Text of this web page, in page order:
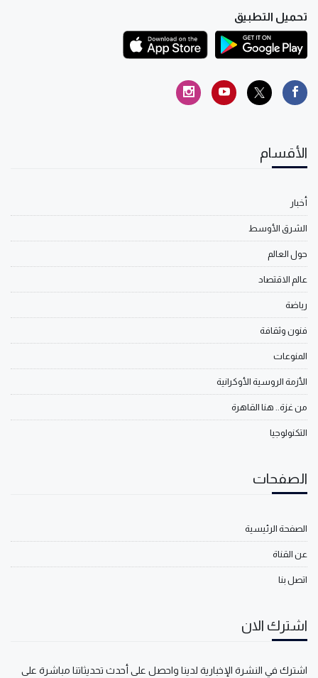
تحميل التطبيق
الأقسام
أخبار
الشرق الأوسط
حول العالم
عالم الاقتصاد
رياضة
فنون وثقافة
المنوعات
الأزمة الروسية الأوكرانية
من غزة.. هنا القاهرة
التكنولوجيا
الصفحات
الصفحة الرئيسية
عن القناة
اتصل بنا
اشترك الان
اشترك في النشرة الإخبارية لدينا واحصل على أحدث تحديثاتنا مباشرة على